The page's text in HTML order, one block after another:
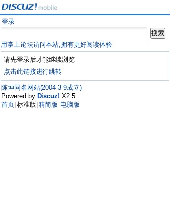
登录
用掌上论坛访问本站,拥有更好阅读体验
请先登录后才能继续浏览
点击此链接进行跳转
陈坤同名网站(2004-3-9成立)
Powered by Discuz! X2.5
首页 标准版 精简版 电脑版